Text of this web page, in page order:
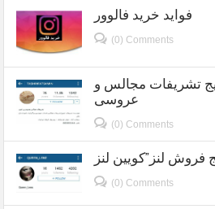
فواید خرید فالوور
(0) Comments
تشریفات مجالس و
عروسی
(0) Comments
(0) Comments